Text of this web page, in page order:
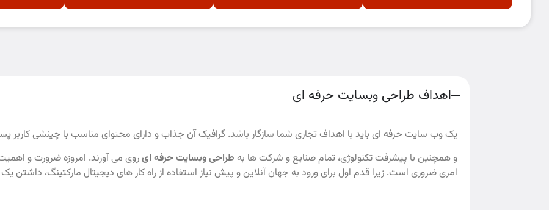
اهداف طراحی وبسایت حرفه ای
یک وب ‌سایت حرفه ای باید با اهداف تجاری شما سازگار باشد. گرافیک آن جذاب و دارای محتوای مناسب با چینشی کاربر
و همچنین با پیشرفت تکنولوژی، تمام صنایع و شرکت ها به طراحی وبسایت حرفه ایروی می‌ آورند. امروزه ضرورت و
امری ضروری است. زیرا قدم اول برای ورود به جهان آنلاین و پیش نیاز استفاده از راه کار های دیجیتال مارکتینگ، داشتن